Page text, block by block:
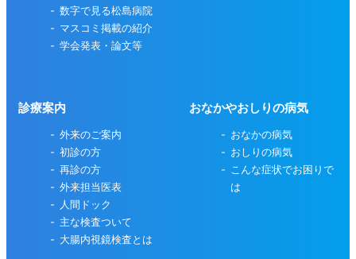
数字で見る松島病院
マスコミ掲載の紹介
学会発表・論文等
診療案内
外来のご案内
初診の方
再診の方
外来担当医表
人間ドック
主な検査ついて
大腸内視鏡検査とは
おなかやおしりの病気
おなかの病気
おしりの病気
こんな症状でお困りで
は